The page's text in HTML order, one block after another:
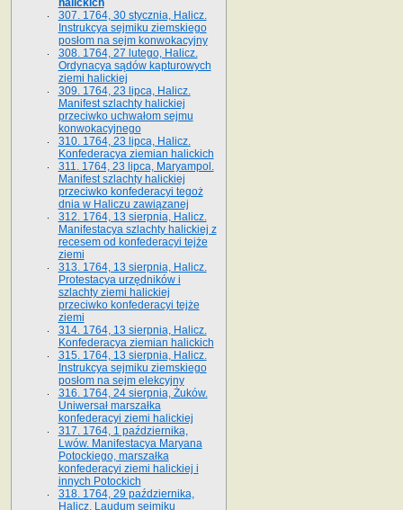
halickich
307. 1764, 30 stycznia, Halicz.
Instrukcya sejmiku ziemskiego
posłom na sejm konwokacyjny
308. 1764, 27 lutego, Halicz.
Ordynacya sądów kapturowych
ziemi halickiej
309. 1764, 23 lipca, Halicz.
Manifest szlachty halickiej
przeciwko uchwałom sejmu
konwokacyjnego
310. 1764, 23 lipca, Halicz.
Konfederacya ziemian halickich
311. 1764, 23 lipca, Maryampol.
Manifest szlachty halickiej
przeciwko konfederacyi tegoż
dnia w Haliczu zawiązanej
312. 1764, 13 sierpnia, Halicz.
Manifestacya szlachty halickiej z
recesem od konfederacyi tejże
ziemi
313. 1764, 13 sierpnia, Halicz.
Protestacya urzędników i
szlachty ziemi halickiej
przeciwko konfederacyi tejże
ziemi
314. 1764, 13 sierpnia, Halicz.
Konfederacya ziemian halickich
315. 1764, 13 sierpnia, Halicz.
Instrukcya sejmiku ziemskiego
posłom na sejm elekcyjny
316. 1764, 24 sierpnia, Żuków.
Uniwersał marszałka
konfederacyi ziemi halickiej
317. 1764, 1 października,
Lwów. Manifestacya Maryana
Potockiego, marszałka
konfederacyi ziemi halickiej i
innych Potockich
318. 1764, 29 października,
Halicz. Laudum sejmiku